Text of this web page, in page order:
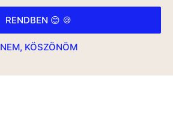
RENDBEN 😊 🍪
NEM, KÖSZÖNÖM